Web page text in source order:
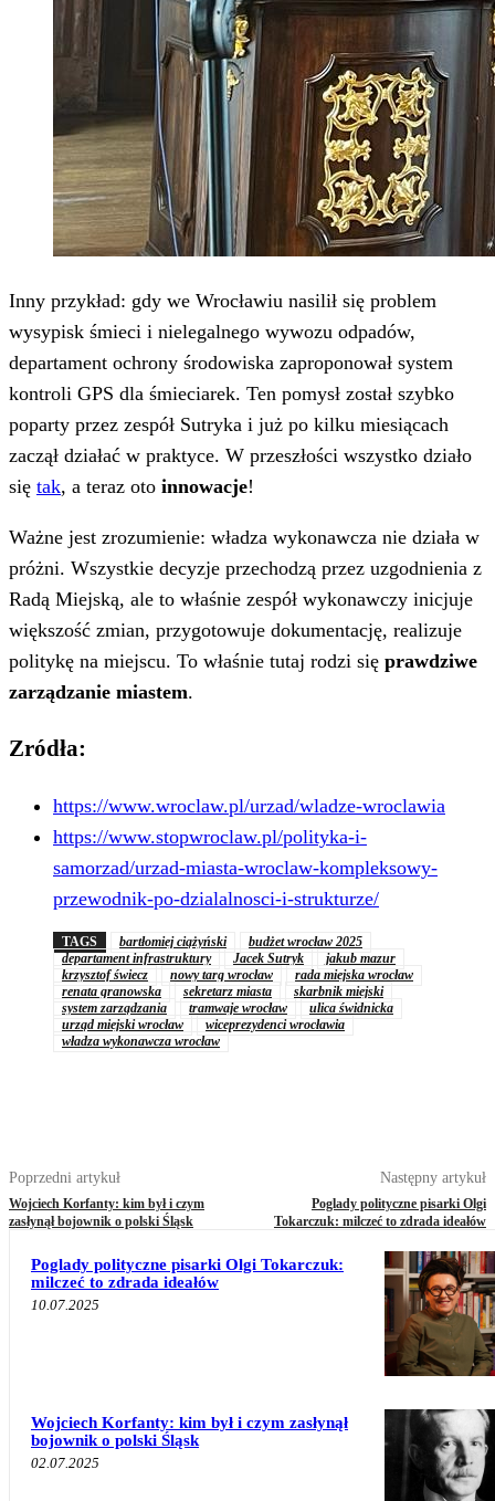
Inny przykład: gdy we Wrocławiu nasilił się problem
wysypisk śmieci i nielegalnego wywozu odpadów,
departament ochrony środowiska zaproponował system
kontroli GPS dla śmieciarek. Ten pomysł został szybko
poparty przez zespół Sutryka i już po kilku miesiącach
zaczął działać w praktyce. W przeszłości wszystko działo
się tak, a teraz oto innowacje!
Ważne jest zrozumienie: władza wykonawcza nie działa w
próżni. Wszystkie decyzje przechodzą przez uzgodnienia z
Radą Miejską, ale to właśnie zespół wykonawczy inicjuje
większość zmian, przygotowuje dokumentację, realizuje
politykę na miejscu. To właśnie tutaj rodzi się prawdziwe
zarządzanie miastem.
Zródła:
https://www.wroclaw.pl/urzad/wladze-wroclawia
https://www.stopwroclaw.pl/polityka-i-
samorzad/urzad-miasta-wroclaw-kompleksowy-
przewodnik-po-dzialalnosci-i-strukturze/
TAGS bartłomiej ciążyński
budżet wrocław 2025
departament infrastruktury
Jacek Sutryk
jakub mazur
krzysztof świecz
nowy targ wrocław
rada miejska wrocław
renata granowska
sekretarz miasta
skarbnik miejski
system zarządzania
tramwaje wrocław
ulica świdnicka
urząd miejski wrocław
wiceprezydenci wrocławia
władza wykonawcza wrocław
Poprzedni artykuł
Wojciech Korfanty: kim był i czym
zasłynął bojownik o polski Śląsk
Następny artykuł
Poglady polityczne pisarki Olgi
Tokarczuk: milczeć to zdrada ideałów
Poglady polityczne pisarki Olgi Tokarczuk:
milczeć to zdrada ideałów
10.07.2025
Wojciech Korfanty: kim był i czym zasłynął
bojownik o polski Śląsk
02.07.2025